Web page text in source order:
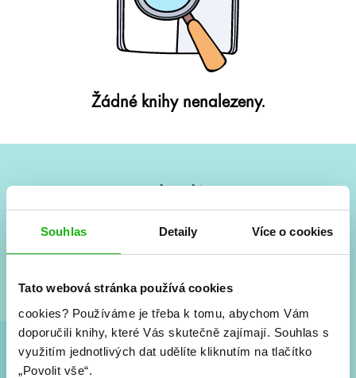
Souhlas Detaily Více o cookies
Tato webová stránka používá cookies
cookies? Používáme je třeba k tomu, abychom Vám
doporučili knihy, které Vás skutečně zajímají. Souhlas s
využitím jednotlivých dat udělíte kliknutím na tlačítko
„Povolit vše“.
Žádné knihy nenalezeny.
Vše kolem #youngadult každý měsíc rovnou do mailu!
a seriálové adaptace a další.